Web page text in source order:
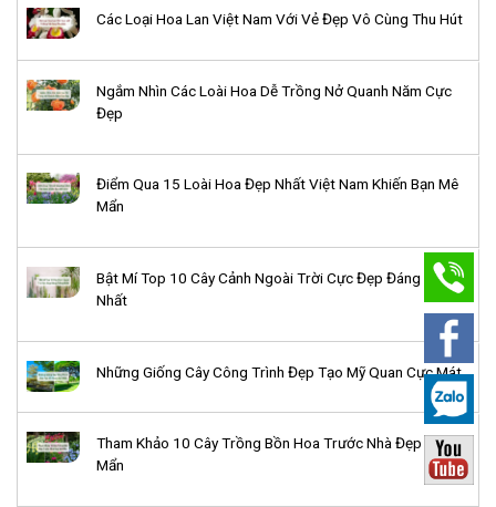
Các Loại Hoa Lan Việt Nam Với Vẻ Đẹp Vô Cùng Thu Hút
Ngắm Nhìn Các Loài Hoa Dễ Trồng Nở Quanh Năm Cực
Đẹp
Điểm Qua 15 Loài Hoa Đẹp Nhất Việt Nam Khiến Bạn Mê
Mẩn
Bật Mí Top 10 Cây Cảnh Ngoài Trời Cực Đẹp Đáng Trồng
Nhất
Những Giống Cây Công Trình Đẹp Tạo Mỹ Quan Cực Mát
Tham Khảo 10 Cây Trồng Bồn Hoa Trước Nhà Đẹp Mê
Mẩn